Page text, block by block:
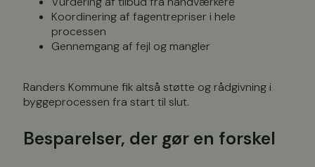
Koordinering af fagentrepriser i hele
processen
Gennemgang af fejl og mangler
Randers Kommune fik altså støtte og rådgivning i
byggeprocessen fra start til slut.
Besparelser, der gør en forskel